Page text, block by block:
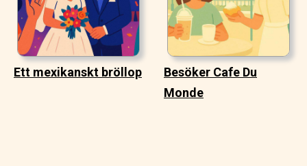
Ett mexikanskt bröllop
Besöker Cafe Du
Monde